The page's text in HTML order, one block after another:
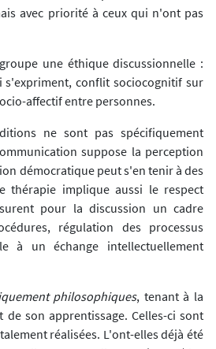
avec priorité à ceux qui n'ont pas
une éthique discussionnelle :
s'expriment, conflit sociocognitif sur
affectif entre personnes.
ne sont pas spécifiquement
suppose la perception
démocratique peut s'en tenir à des
thérapie implique aussi le respect
pour la discussion un cadre
régulation des processus
à un échange intellectuellement
philosophiques, tenant à la
son apprentissage. Celles-ci sont
réalisées. L'ont-elles déjà été